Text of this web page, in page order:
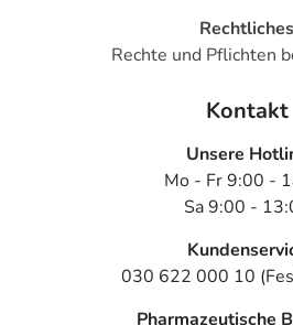
Rechtliches
Rechte und Pflichten
Kontakt
Unsere
Mo - Fr 9:00 -
Sa 9:00 -
030 622 000 10
Pharmazeutische